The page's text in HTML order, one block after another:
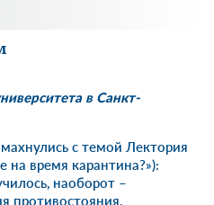
в Санкт-
с темой Лектория
время карантина?»):
наоборот –
противостояния.